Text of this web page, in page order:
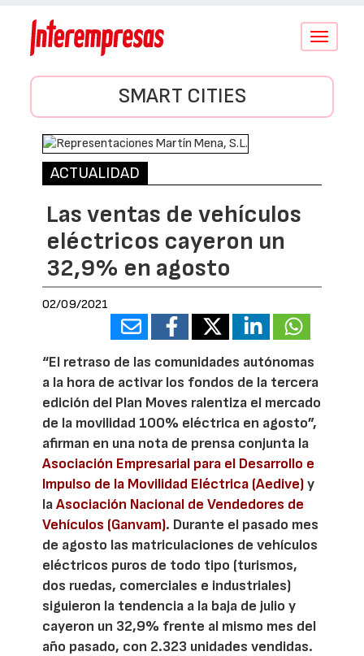
Conmutar
SMART CITIES
ACTUALIDAD
Las ventas de vehículos
eléctricos cayeron un
32,9% en agosto
02/09/2021
“El retraso de las comunidades autónomas
a la hora de activar los fondos de la tercera
edición del Plan Moves ralentiza el mercado
de la movilidad 100% eléctrica en agosto”,
afirman en una nota de prensa conjunta la
Asociación Empresarial para el Desarrollo e
Impulso de la Movilidad Eléctrica (Aedive)y
laAsociación Nacional de Vendedores de
Vehículos (Ganvam). Durante el pasado mes
de agosto las matriculaciones de vehículos
eléctricos puros de todo tipo (turismos,
dos ruedas, comerciales e industriales)
siguieron la tendencia a la baja de julio y
cayeron un 32,9% frente al mismo mes del
año pasado, con 2.323 unidades vendidas.